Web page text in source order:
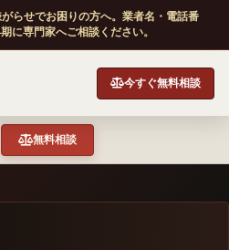
らせでお困りの方へ。業者名・電話番
に専門家へご相談ください。
今すぐ無料相談
無料相談